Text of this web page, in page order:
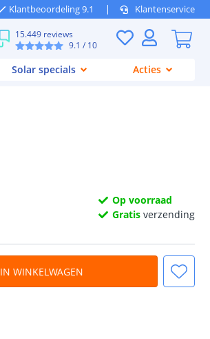
Klantbeoordeling 9.1 Klantenservice
15.449 reviews
9.1 / 10
Solar specials Acties
Op voorraad
Gratis verzending
IN WINKELWAGEN